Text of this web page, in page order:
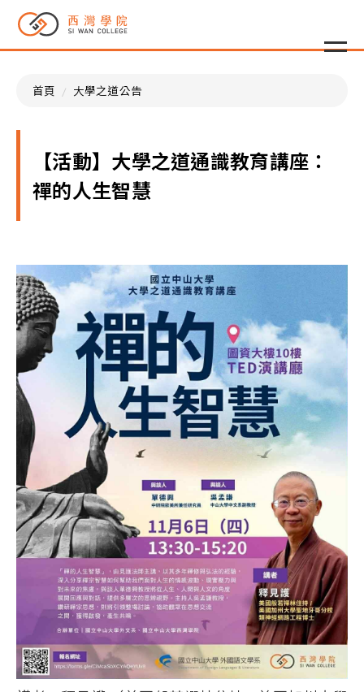
首頁 大學之道公告
【活動】大學之道通識教育講座：
禪的人生智慧